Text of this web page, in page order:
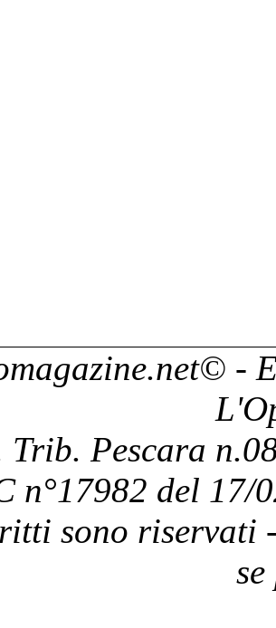
© -
Trib. Pescara
n°17982 del 17/
sono riservati